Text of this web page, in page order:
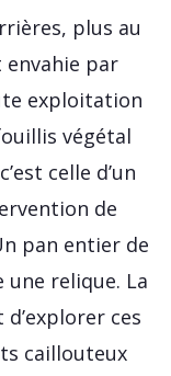
plus au
envahie par
exploitation
végétal
celle d’un
de
pan entier de
relique. La
ces
caillouteux